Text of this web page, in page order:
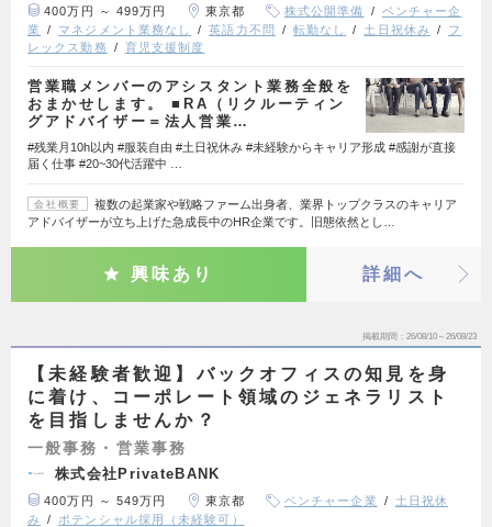
400万円 ～ 499万円 東京都 株式公開準備
ベンチャー企
業
マネジメント業務なし 英語力不問 転勤なし 土日祝休み
フ
レックス勤務
育児支援制度
営業職メンバーのアシスタント業務全般を
おまかせします。 ■RA（リクルーティン
グアドバイザー＝法人営業…
#残業月10h以内 #服装自由 #土日祝休み #未経験からキャリア形成 #感謝が直接
届く仕事 #20~30代活躍中 …
会社概要
複数の起業家や戦略ファーム出身者、業界トップクラスのキャリア
アドバイザーが立ち上げた急成長中のHR企業です。旧態依然とし…
興味あり 詳細へ
掲載期間 26/08/10～26/08/23
【未経験者歓迎】バックオフィスの知見を身
に着け、コーポレート領域のジェネラリスト
を目指しませんか？
一般事務・営業事務
株式会社PrivateBANK
400万円 ～ 549万円 東京都 ベンチャー企業
土日祝休
み
ポテンシャル採用（未経験可）